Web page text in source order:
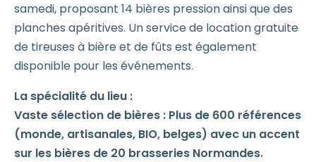
samedi, proposant 14 bières pression ainsi que des
planches apéritives. Un service de location gratuite
de tireuses à bière et de fûts est également
disponible pour les événements.
La spécialité du lieu :
Vaste sélection de bières : Plus de 600 références
(monde, artisanales, BIO, belges) avec un accent
sur les bières de 20 brasseries Normandes.